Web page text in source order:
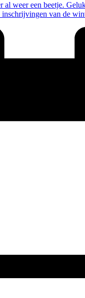
al weer een beetje.
van de